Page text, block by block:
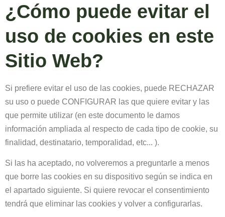
¿Cómo puede evitar el
uso de cookies en este
Sitio Web?
Si prefiere evitar el uso de las cookies, puede RECHAZAR
su uso o puede CONFIGURAR las que quiere evitar y las
que permite utilizar (en este documento le damos
información ampliada al respecto de cada tipo de cookie, su
finalidad, destinatario, temporalidad, etc... ).
Si las ha aceptado, no volveremos a preguntarle a menos
que borre las cookies en su dispositivo según se indica en
el apartado siguiente. Si quiere revocar el consentimiento
tendrá que eliminar las cookies y volver a configurarlas.